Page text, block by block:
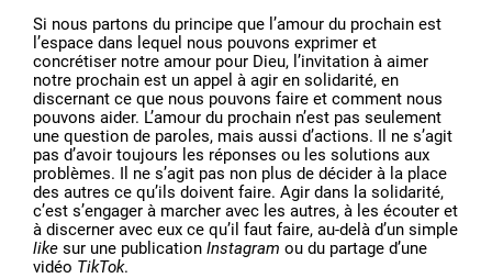
Si nous partons du principe que l’amour du prochain est
l’espace dans lequel nous pouvons exprimer et
concrétiser notre amour pour Dieu, l’invitation à aimer
notre prochain est un appel à agir en solidarité, en
discernant ce que nous pouvons faire et comment nous
pouvons aider. L’amour du prochain n’est pas seulement
une question de paroles, mais aussi d’actions. Il ne s’agit
pas d’avoir toujours les réponses ou les solutions aux
problèmes. Il ne s’agit pas non plus de décider à la place
des autres ce qu’ils doivent faire. Agir dans la solidarité,
c’est s’engager à marcher avec les autres, à les écouter et
à discerner avec eux ce qu’il faut faire, au-delà d’un simple
like sur une publicationInstagram ou du partage d’une
vidéo TikTok.